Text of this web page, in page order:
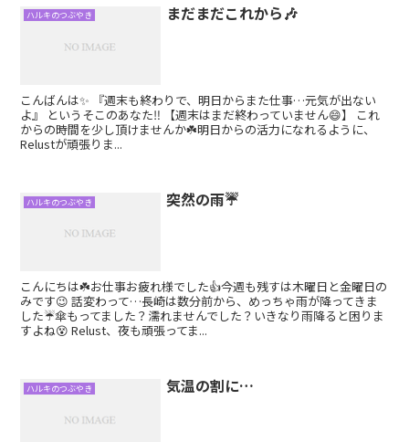
ハルキのつぶやき まだまだこれから🎶
こんばんは✨ 『週末も終わりで、明日からまた仕事…元気が出ない
よ』 というそこのあなた‼️ 【週末はまだ終わっていません😄】 これ
からの時間を少し頂けませんか☘️明日からの活力になれるように、
Relustが頑張りま...
ハルキのつぶやき 突然の雨☔
こんにちは☘️お仕事お疲れ様でした👍今週も残すは木曜日と金曜日の
みです😉 話変わって…長崎は数分前から、めっちゃ雨が降ってきま
した☔傘もってました？濡れませんでした？いきなり雨降ると困りま
すよね😵 Relust、夜も頑張ってま...
ハルキのつぶやき 気温の割に…